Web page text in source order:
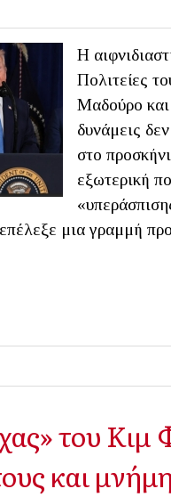
Η
Πολιτείες
Μαδούρο και
δυνάμεις
στο
εξωτερική
μια γραμμή
του Κιμ
και